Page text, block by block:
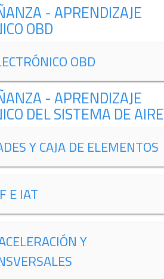
- APRENDIZAJE
OBD
OBD
- APRENDIZAJE
DEL SISTEMA DE AIRE
Y CAJA DE ELEMENTOS
E IAT
Y